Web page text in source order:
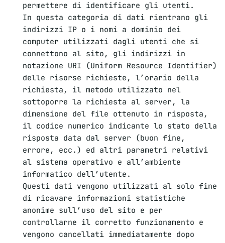
permettere di identificare gli utenti.
In questa categoria di dati rientrano gli
indirizzi IP o i nomi a dominio dei
computer utilizzati dagli utenti che si
connettono al sito, gli indirizzi in
notazione URI (Uniform Resource Identifier)
delle risorse richieste, l’orario della
richiesta, il metodo utilizzato nel
sottoporre la richiesta al server, la
dimensione del file ottenuto in risposta,
il codice numerico indicante lo stato della
risposta data dal server (buon fine,
errore, ecc.) ed altri parametri relativi
al sistema operativo e all’ambiente
informatico dell’utente.
Questi dati vengono utilizzati al solo fine
di ricavare informazioni statistiche
anonime sull’uso del sito e per
controllarne il corretto funzionamento e
vengono cancellati immediatamente dopo